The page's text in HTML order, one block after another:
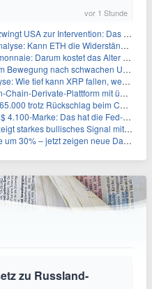
vor 1 Stunde
zur Intervention: Das größte Risiko seit 15 Jahren
die Widerstände der gleitenden Durchschnitte überwinden?
kostet das Alter deutlich mehr als Sie denken
US-Arbeitsmarktdaten, Fed-Zinserhöhungschancen sinken auf 44%
fallen, wenn die $1-Unterstützung am Wochenende verloren geht?
Plattform mit über 950 Märkten in einem Konto
beim CLARITY Act und fehlendem US-Iran-Abkommen
Das hat die Fed-Entscheidung ausgelöst
Signal mit Potenzial für 200% Kursanstieg
– jetzt zeigen neue Daten: War es berechtigt?
zu Russland-